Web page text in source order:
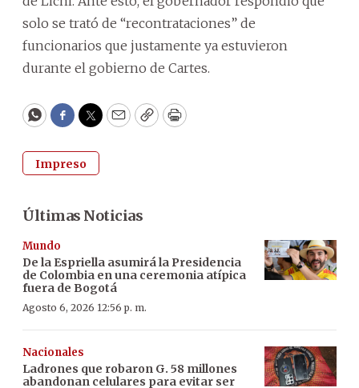
solo se trató de “recontrataciones” de
funcionarios que justamente ya estuvieron
durante el gobierno de Cartes.
WhatsApp
Facebook
Twitter
EmailCopyPrint
Impreso
Últimas Noticias
Mundo
De la Espriella asumirá la Presidencia
de Colombia en una ceremonia atípica
fuera de Bogotá
Agosto 6, 2026 12:56 p. m.
Nacionales
Ladrones que robaron G. 58 millones
abandonan celulares para evitar ser